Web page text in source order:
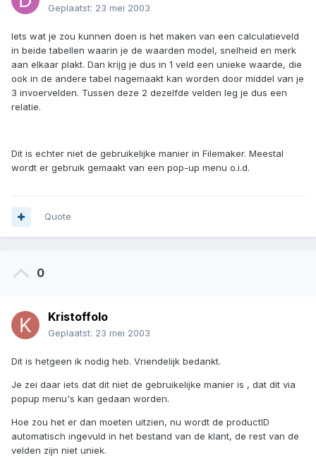
Geplaatst: 23 mei 2003
Iets wat je zou kunnen doen is het maken van een calculatieveld
in beide tabellen waarin je de waarden model, snelheid en merk
aan elkaar plakt. Dan krijg je dus in 1 veld een unieke waarde, die
ook in de andere tabel nagemaakt kan worden door middel van je
3 invoervelden. Tussen deze 2 dezelfde velden leg je dus een
relatie.
Dit is echter niet de gebruikelijke manier in Filemaker. Meestal
wordt er gebruik gemaakt van een pop-up menu o.i.d.
Quote
0
Kristoffolo
Geplaatst: 23 mei 2003
Dit is hetgeen ik nodig heb. Vriendelijk bedankt.
Je zei daar iets dat dit niet de gebruikelijke manier is , dat dit via
popup menu's kan gedaan worden.
Hoe zou het er dan moeten uitzien, nu wordt de productID
automatisch ingevuld in het bestand van de klant, de rest van de
velden zijn niet uniek.